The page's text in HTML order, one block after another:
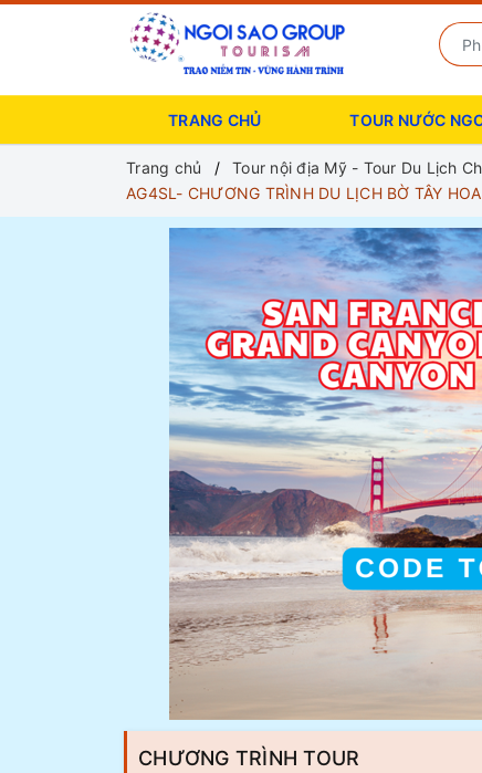
TRANG CHỦ TOUR NƯỚC
Trang chủ
Tour nội địa Mỹ - Tour Du Lịch
AG4SL- CHƯƠNG TRÌNH DU LỊCH BỜ TÂY
CHƯƠNG TRÌNH TOUR